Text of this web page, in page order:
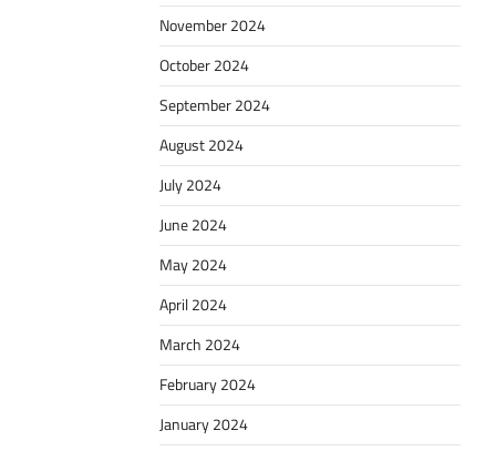
November 2024
October 2024
September 2024
August 2024
July 2024
June 2024
May 2024
April 2024
March 2024
February 2024
January 2024